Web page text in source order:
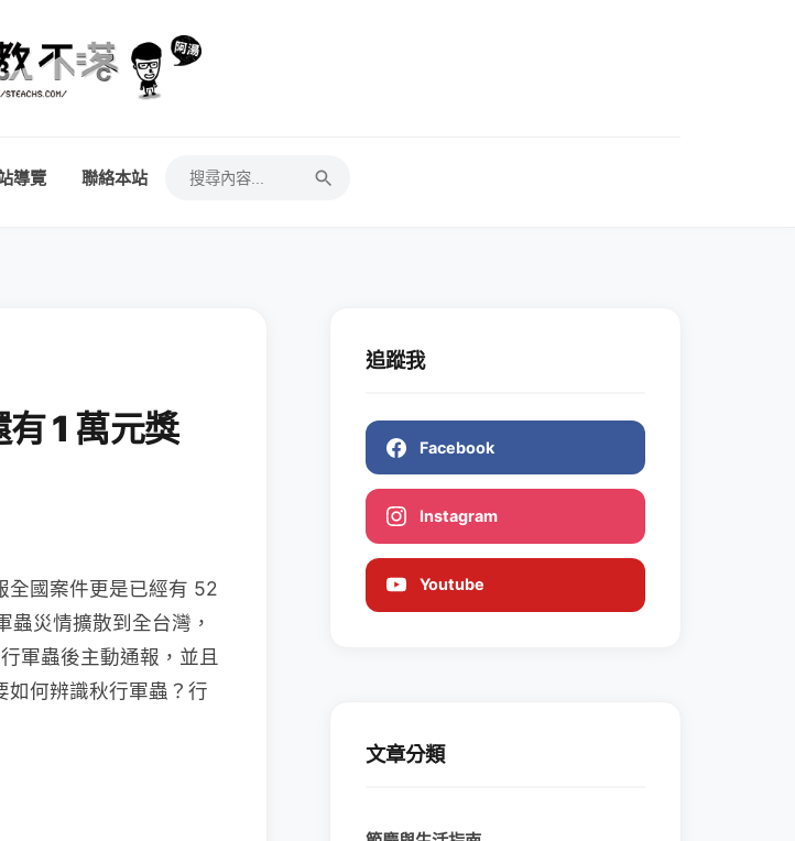
導覽 聯絡本站
1 萬元獎
全國案件更是已經有 52
災情擴散到全台灣，
軍蟲後主動通報，並且
如何辨識秋行軍蟲？行
追蹤我
Facebook
Instagram
Youtube
文章分類